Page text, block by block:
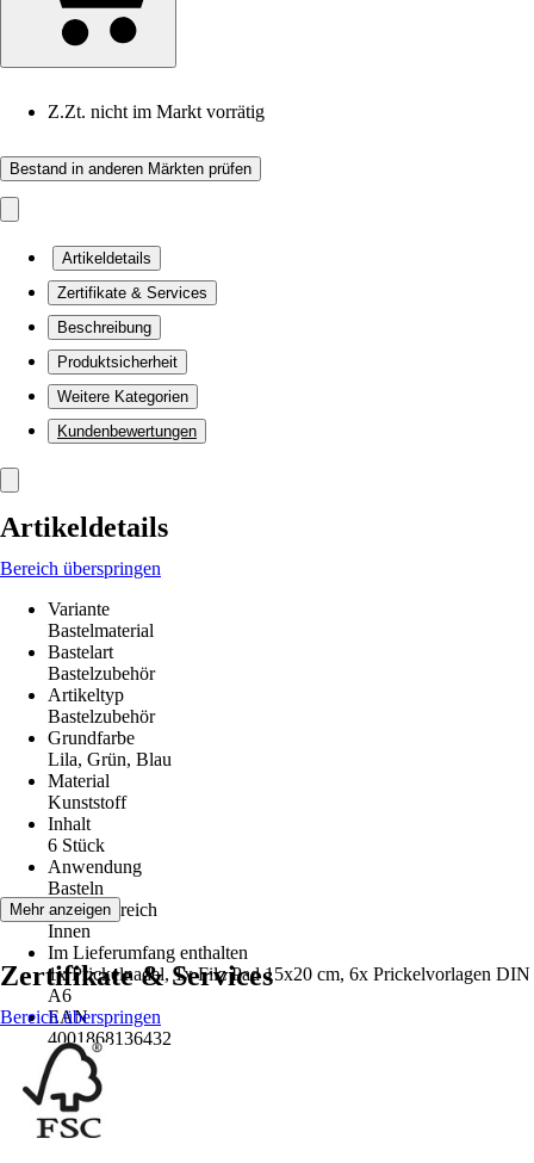
Z.Zt. nicht im Markt vorrätig
Bestand in anderen Märkten prüfen
Artikeldetails
Zertifikate & Services
Beschreibung
Produktsicherheit
Weitere Kategorien
Kundenbewertungen
Artikeldetails
Bereich überspringen
Variante
Bastelmaterial
Bastelart
Bastelzubehör
Artikeltyp
Bastelzubehör
Grundfarbe
Lila, Grün, Blau
Material
Kunststoff
Inhalt
6 Stück
Anwendung
Basteln
Einsatzbereich
Innen
Im Lieferumfang enthalten
1x Prickelnadel, 1x Filz Pad 15x20 cm, 6x Prickelvorlagen DIN
A6
EAN
4001868136432
Mehr anzeigen
Zertifikate & Services
Bereich überspringen